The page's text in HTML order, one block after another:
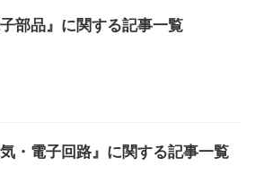
子部品』に関する記事一覧
気・電子回路』に関する記事一覧